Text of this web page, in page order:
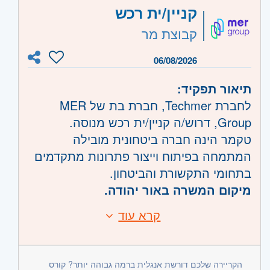
יתרונות:
היכרות עם Agile / מערכות PLM
low volume)
רקע טכני/הנדסי
מיומנויות נדרשות:
חשיבה אנליטית
ראייה מערכתית
סדר וארגון גבוה
עבודה תחת ריבוי משימות
היקף משרה: משרה מלאה
קוד משרה:1186
אזור: מרכז- תל אביב, פתח תקווה, רמת גן
וגבעתיים, בקעת אונו וגבעת שמואל, חולון
ובת-ים, מודיעין, שוהם
שרון- רעננה, כפר סבא והוד השרון, ראש
העין, הרצליה ורמת השרון
השפלה- ראשון לציון ונס- ציונה, רמלה לוד,
רחובות, יבנה
קניין/ית רכש
קבוצת מר
06/08/2026
תיאור תפקיד:
לחברת Techmer, חברת בת של MER
Group, דרוש/ה קניין/ית רכש מנוסה.
טקמר הינה חברה ביטחונית מובילה
המתמחה בפיתוח וייצור פתרונות מתקדמים
בתחומי התקשורת והביטחון.
מיקום המשרה באור יהודה.
ניהול תהליך הרכש מקצה לקצה: הזמנות,
ספקים, זמינות חומרים ועלויות.
קרא עוד
הקריירה שלכם דורשת אנגלית ברמה גבוהה יותר? קורס